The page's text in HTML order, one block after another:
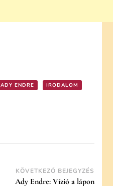
ADY ENDRE IRODALOM
KÖVETKEZŐ BEJEGYZÉS
Ady Endre: Vízió a lápon